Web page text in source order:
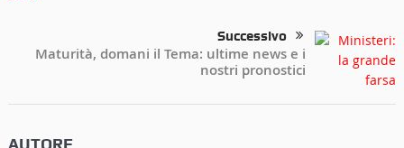
Successivo
Maturità, domani il Tema: ultime news e i
nostri pronostici
AUTORE